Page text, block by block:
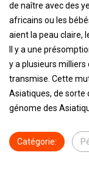
de naître avec des
africains ou les
aient la peau claire,
Il y a une
y a plusieurs
transmise. Cette
Asiatiques, de sorte
génome des
Catégorie: